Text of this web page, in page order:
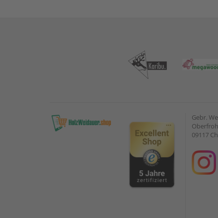
Gebr.
09117